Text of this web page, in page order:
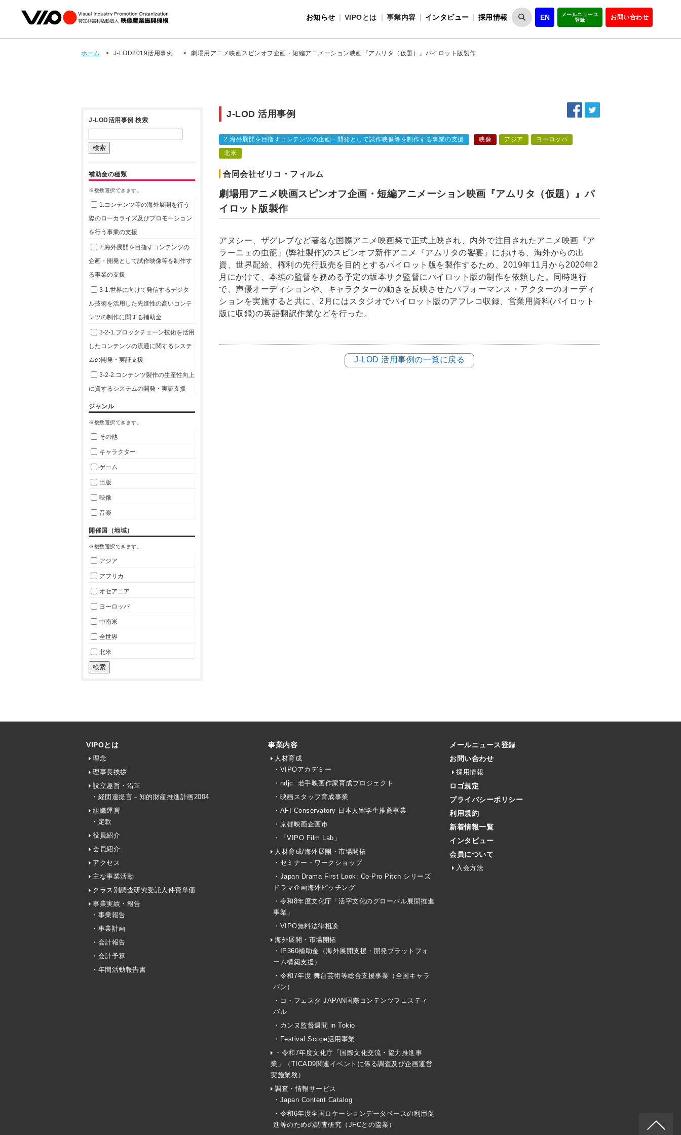
お知らせ VIPOとは
VIPOとは
事業内容
インタビュー 採用情報 EN
メールニュース
登録
お問い合わせ
ホーム > J-LOD2019活用事例 > 劇場用アニメ映画スピンオフ企画・短編アニメーション映画『アムリタ（仮題）』パイロット版製作
J-LOD 活用事例
2.海外展開を目指すコンテンツの企画・開発として試作映像等を制作する事業の支援 映像 アジア
ヨーロッパ
北米
合同会社ゼリコ・フィルム
劇場用アニメ映画スピンオフ企画・短編アニメーション映画『アムリタ（仮題）』パ
イロット版製作
アヌシー、ザグレブなど著名な国際アニメ映画祭で正式上映され、内外で注目されたアニメ映画『ア
ラーニェの虫籠』(弊社製作)のスピンオフ新作アニメ『アムリタの饗宴』における、海外からの出
資、世界配給、権利の先行販売を目的とするパイロット版を製作するため、2019年11月から2020年2
月にかけて、本編の監督を務める予定の坂本サク監督にパイロット版の制作を依頼した。同時進行
で、声優オーディションや、キャラクターの動きを反映させたパフォーマンス・アクターのオーディ
ションを実施すると共に、2月にはスタジオでパイロット版のアフレコ収録、営業用資料(パイロット
版に収録)の英語翻訳作業などを行った。
J-LOD 活用事例の一覧に戻る
J-LOD活用事例 検索
補助金の種類
※複数選択できます。
1.コンテンツ等の海外展開を行う
際のローカライズ及びプロモーション
を行う事業の支援
2.海外展開を目指すコンテンツの
企画・開発として試作映像等を制作す
る事業の支援
3-1.世界に向けて発信するデジタ
ル技術を活用した先進性の高いコンテ
ンツの制作に関する補助金
3-2-1.ブロックチェーン技術を活用
したコンテンツの流通に関するシステ
ムの開発・実証支援
3-2-2.コンテンツ製作の生産性向上
に資するシステムの開発・実証支援
ジャンル
※複数選択できます。
その他
キャラクター
ゲーム
出版
映像
音楽
開催国（地域）
※複数選択できます。
アジア
アフリカ
オセアニア
ヨーロッパ
中南米
全世界
北米
VIPOとは
理念
理事長挨拶
設立趣旨・沿革
・経団連提言－知的財産推進計画2004
組織運営
・定款
役員紹介
会員紹介
アクセス
主な事業活動
クラス別調査研究受託人件費単価
事業実績・報告
・事業報告
・事業計画
・会計報告
・会計予算
・年間活動報告書
事業内容
人材育成
・VIPOアカデミー
・ndjc: 若手映画作家育成プロジェクト
・映画スタッフ育成事業
・AFI Conservatory 日本人留学生推薦事業
・京都映画企画市
・「VIPO Film Lab」
人材育成/海外展開・市場開拓
・セミナー・ワークショップ
・Japan Drama First Look: Co-Pro Pitch シリーズ
ドラマ企画海外ピッチング
・令和8年度文化庁「活字文化のグローバル展開推進
事業」
・VIPO無料法律相談
海外展開・市場開拓
・IP360補助金（海外展開支援・開発プラットフォ
ーム構築支援）
・令和7年度 舞台芸術等総合支援事業（全国キャラ
バン）
・コ・フェスタ JAPAN国際コンテンツフェスティ
バル
・カンヌ監督週間 in Tokio
・Festival Scope活用事業
・令和7年度文化庁「国際文化交流・協力推進事
業」（TICAD9関連イベントに係る調査及び企画運営
実施業務）
調査・情報サービス
・Japan Content Catalog
・令和6年度全国ロケーションデータベースの利用促
進等のための調査研究（JFCとの協業）
メールニュース登録
お問い合わせ
採用情報
ロゴ規定
プライバシーポリシー
利用規約
新着情報一覧
インタビュー
会員について
入会方法